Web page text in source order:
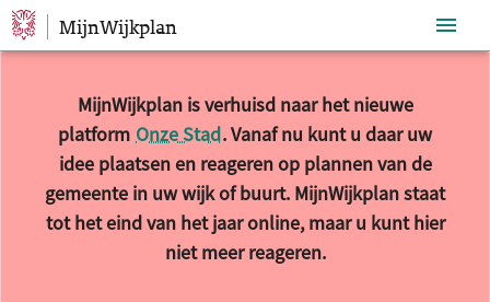
Sla navigatie over
MijnWijkplan
MijnWijkplan is verhuisd naar het nieuwe
platform Onze Stad. Vanaf nu kunt u daar uw
idee plaatsen en reageren op plannen van de
gemeente in uw wijk of buurt. MijnWijkplan staat
tot het eind van het jaar online, maar u kunt hier
niet meer reageren.